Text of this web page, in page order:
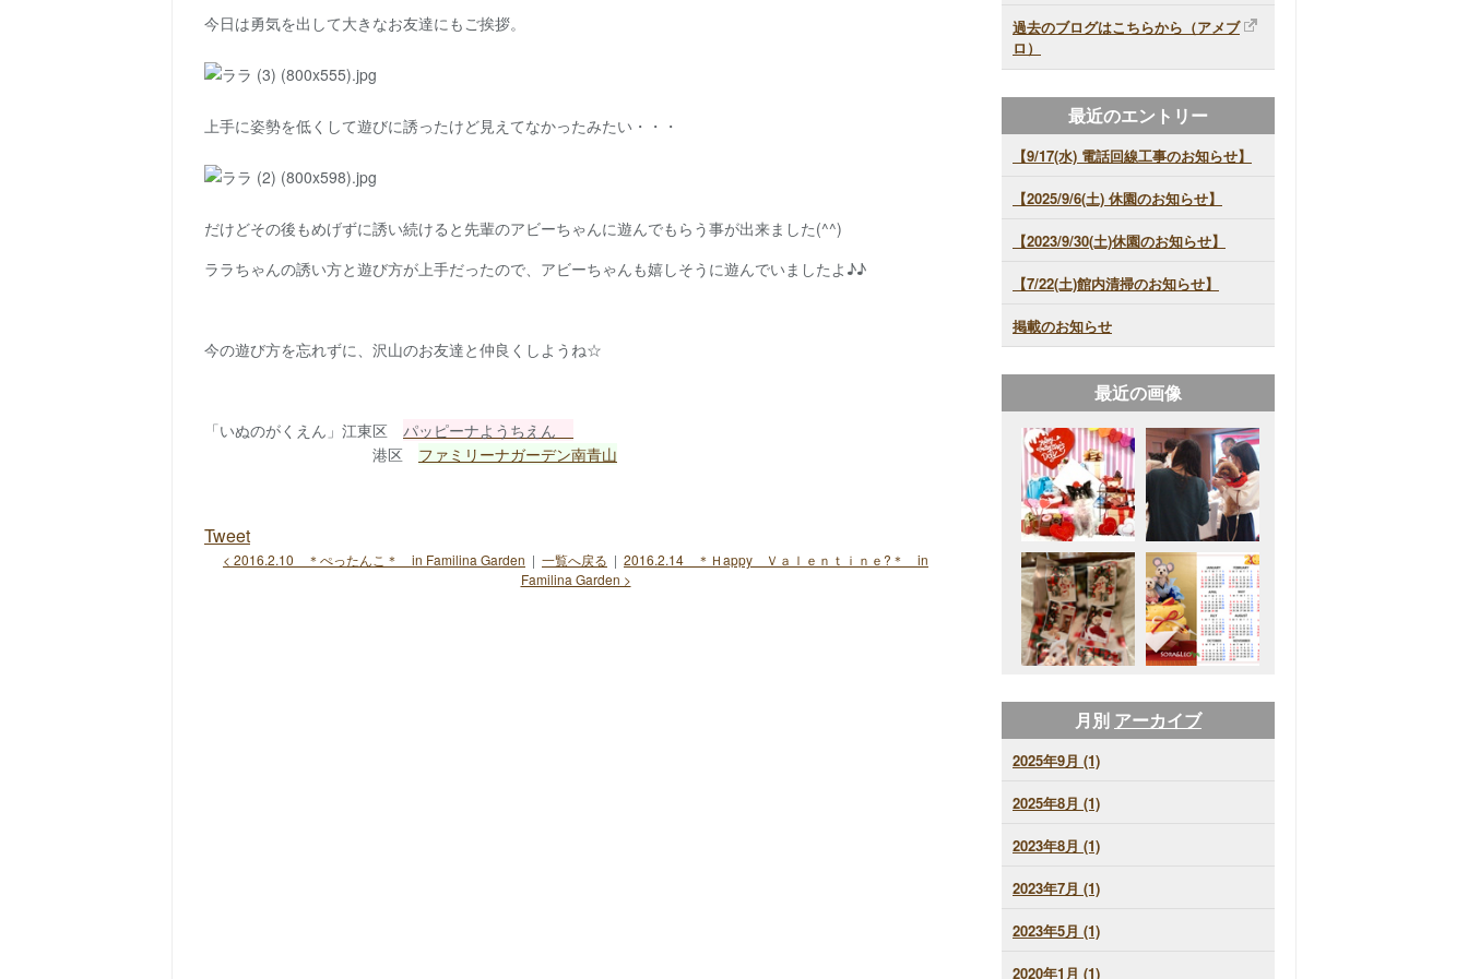
今日は勇気を出して大きなお友達にもご挨拶。
上手に姿勢を低くして遊びに誘ったけど見えてなかったみたい・・・
だけどその後もめげずに誘い続けると先輩のアビーちゃんに遊んでもらう事が出来ました(^^)
ララちゃんの誘い方と遊び方が上手だったので、アビーちゃんも嬉しそうに遊んでいましたよ♪♪
今の遊び方を忘れずに、沢山のお友達と仲良くしようね☆
「いぬのがくえん」江東区 パッピーナようちえん
港区 ファミリーナガーデン南青山
Tweet
< 2016.2.10 ＊ぺったんこ＊ in Familina Garden | 一覧へ戻る | 2016.2.14 ＊Ｈappy Ｖａｌｅｎｔｉｎｅ?＊ in
Familina Garden >
過去のブログはこちらから（アメブ
ロ）
最近のエントリー
【9/17(水) 電話回線工事のお知らせ】
【2025/9/6(土) 休園のお知らせ】
【2023/9/30(土)休園のお知らせ】
【7/22(土)館内清掃のお知らせ】
掲載のお知らせ
最近の画像
月別 アーカイブ
2025年9月 (1)
2025年8月 (1)
2023年8月 (1)
2023年7月 (1)
2023年5月 (1)
2020年1月 (1)